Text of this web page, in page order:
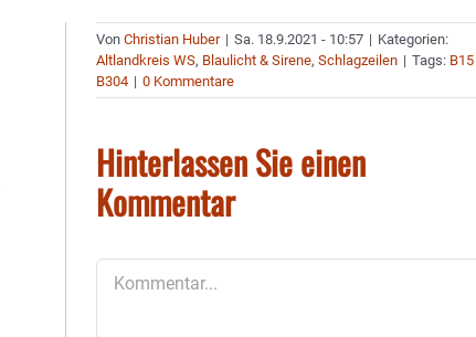
VonChristian Huber | Sa. 18.9.2021 - 10:57 | Kategorien:
Altlandkreis WS, Blaulicht & Sirene,Schlagzeilen | Tags:
B304 | 0 Kommentare
Hinterlassen Sie einen
Kommentar